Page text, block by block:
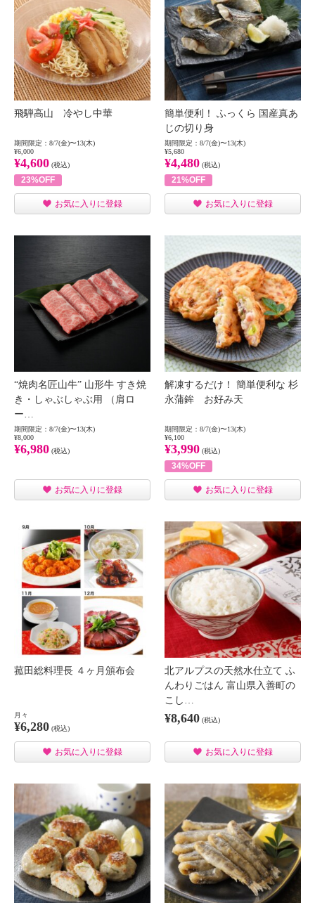
飛騨高山 冷やし中華
期間限定：8/7(金)〜13(木)
¥6,000
¥4,600 (税込)
23%OFF
お気に入りに登録
簡単便利！ ふっくら 国産真あ
じの切り身
期間限定：8/7(金)〜13(木)
¥5,680
¥4,480 (税込)
21%OFF
お気に入りに登録
“焼肉名匠山牛” 山形牛 すき焼
き・しゃぶしゃぶ用 （肩ロ
ー…
期間限定：8/7(金)〜13(木)
¥8,000
¥6,980 (税込)
お気に入りに登録
解凍するだけ！ 簡単便利な 杉
永蒲鉾 お好み天
期間限定：8/7(金)〜13(木)
¥6,100
¥3,990 (税込)
34%OFF
お気に入りに登録
菰田総料理長 ４ヶ月頒布会
月々
¥6,280 (税込)
お気に入りに登録
北アルプスの天然水仕立て ふ
んわりごはん 富山県入善町の
こし…
¥8,640 (税込)
お気に入りに登録